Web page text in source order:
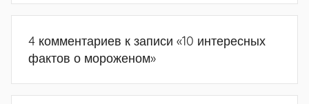
4 комментариев к записи «10 интересных
фактов о мороженом»